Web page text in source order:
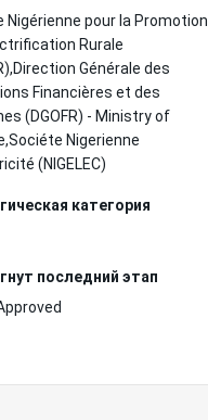
Nigérienne pour la Promotion
Rurale
Générale des
Financières et des
(DGOFR) - Ministry of
Nigerienne
(NIGELEC)
категория
последний этап